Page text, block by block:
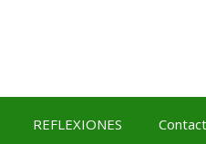
REFLEXIONES